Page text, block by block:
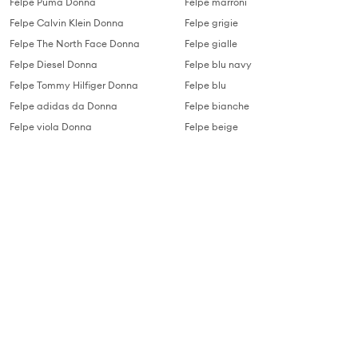
Felpe Calvin Klein Donna
Felpe The North Face Donna
Felpe Diesel Donna
Felpe Tommy Hilfiger Donna
Felpe adidas da Donna
Felpe viola Donna
Felpe grigie
Felpe gialle
Felpe blu navy
Felpe blu
Felpe bianche
Felpe beige